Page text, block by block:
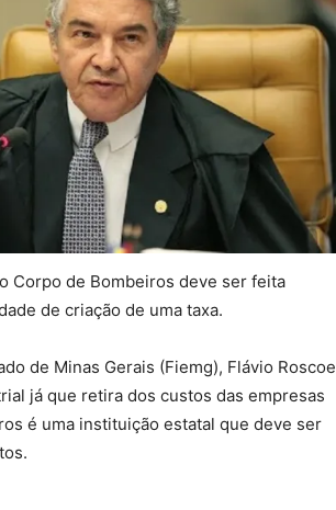
Corpo de Bombeiros deve ser feita
de criação de uma taxa.
de Minas Gerais (Fiemg), Flávio Roscoe
já que retira dos custos das empresas
é uma instituição estatal que deve ser